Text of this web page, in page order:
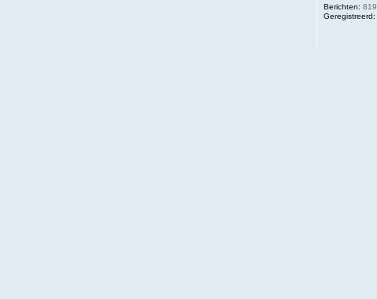
Berichten: 819
Geregistreerd: